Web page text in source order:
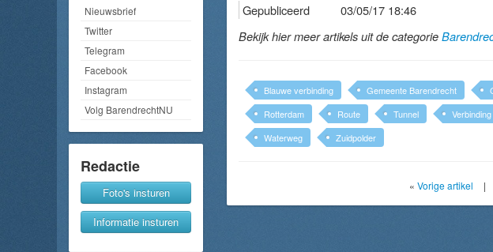
Nieuwsbrief
Twitter
Telegram
Facebook
Instagram
Volg BarendrechtNU
Redactie
Foto's insturen
Informatie insturen
Gepubliceerd
03/05/17 18:46
Bekijk hier meer artikels uit de categorie
Blauwe verbinding Gemeente Barendrecht
Rotterdam
Route Tunnel Verbinding
Waterweg
Zuidpolder
« Vorige artikel |